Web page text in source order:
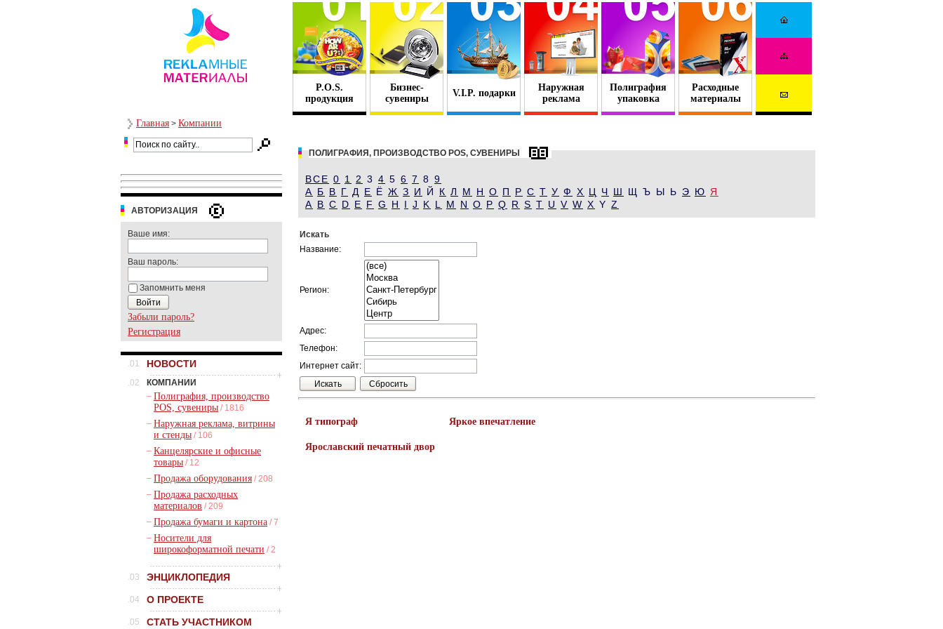
P.O.S.
продукция
Бизнес-
сувениры
V.I.P. подарки
Наружная
реклама
Полиграфия
упаковка
Расходные
материалы
Главная > Компании
АВТОРИЗАЦИЯ
Ваше имя:
Ваш пароль:
Запомнить меня
Забыли пароль?
Регистрация
.01 НОВОСТИ
.02
КОМПАНИИ
– Полиграфия, производство
POS, сувениры / 1816
– Наружная реклама, витрины
и стенды / 106
– Канцелярские и офисные
товары / 12
– Продажа оборудования / 208
– Продажа расходных
материалов / 209
– Продажа бумаги и картона / 7
– Носители для
широкоформатной печати / 2
.03 ЭНЦИКЛОПЕДИЯ
.04 О ПРОЕКТЕ
.05 СТАТЬ УЧАСТНИКОМ
ПОЛИГРАФИЯ, ПРОИЗВОДСТВО POS, СУВЕНИРЫ
ВСЕ 0 1 2 3 4 5 6 7 8 9
А Б В Г Д Е Ё Ж З И Й К Л М Н О П Р С Т У Ф Х Ц Ч Ш Щ Ъ Ы Ь Э Ю Я
A B C D E F G H I J K L M N O P Q R S T U V W X Y Z
Искать
Название:
Регион:
Адрес:
Телефон:
Интернет сайт:
Я типограф Яркое впечатление
Ярославский печатный двор